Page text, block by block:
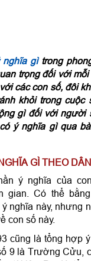
nghĩa gìtrong
trọng đối với
các con số, đôi
khỏi trong cuộc
gì đối với người
ý nghĩa gì qua
GÌ THEO
ý nghĩa của
gian. Có thể
ý nghĩa này, nhưng
con số này.
cũng là tổng hợp
9 là Trường Cửu,